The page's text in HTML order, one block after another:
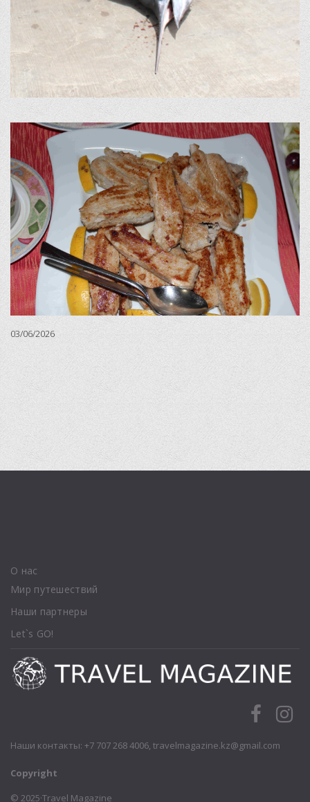
03/06/2026
О нас
Мир путешествий
Наши партнеры
Let`s GO!
Наши контакты: +7 707 268 4006, travelmagazine.kz@gmail.com
Copyright
© 2025·Travel Magazine